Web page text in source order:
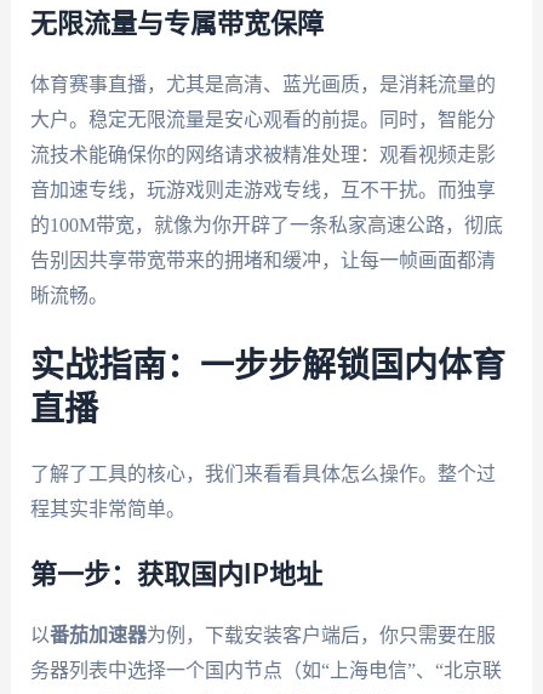
无限流量与专属带宽保障
体育赛事直播，尤其是高清、蓝光画质，是消耗流量的
大户。稳定无限流量是安心观看的前提。同时，智能分
流技术能确保你的网络请求被精准处理：观看视频走影
音加速专线，玩游戏则走游戏专线，互不干扰。而独享
的100M带宽，就像为你开辟了一条私家高速公路，彻底
告别因共享带宽带来的拥堵和缓冲，让每一帧画面都清
晰流畅。
实战指南：一步步解锁国内体育
直播
了解了工具的核心，我们来看看具体怎么操作。整个过
程其实非常简单。
第一步：获取国内IP地址
以番茄加速器为例，下载安装客户端后，你只需要在服
务器列表中选择一个国内节点（如“上海电信”、“北京联